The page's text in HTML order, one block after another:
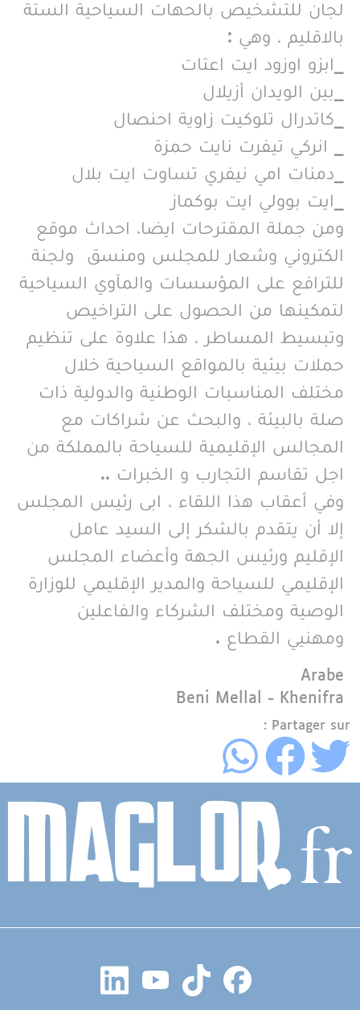
لجان للتشخيص بالحهات السياحية الستة
بالاقليم ، وهي :
_ابزو اوزود ايت اعتات
_بين الويدان أزيلال
_كاتدرال تلوكيت زاوية احنصال
_ انركي تيفرت نايت حمزة
_دمنات امي نيفري تساوت ايت بلال
_ايت بوولي ايت بوكماز
ومن جملة المقترحات ايضا، احداث موقع
الكتروني وشعار للمجلس ومنسق ولجنة
للترافع على المؤسسات والمآوي السياحية
لتمكينها من الحصول على التراخيص
وتبسيط المساطر ، هذا علاوة على تنظيم
حملات بيئية بالمواقع السياحية خلال
مختلف المناسبات الوطنية والدولية ذات
صلة بالبيئة ، والبحث عن شراكات مع
المجالس الإقليمية للسياحة بالمملكة من
اجل تقاسم التجارب و الخبرات ..
وفي أعقاب هذا اللقاء ، ابى رئيس المجلس
إلا أن يتقدم بالشكر إلى السيد عامل
الإقليم ورئيس الجهة وأعضاء المجلس
الإقليمي للسياحة والمدير الإقليمي للوزارة
الوصية ومختلف الشركاء والفاعلين
ومهنيي القطاع .
Langue
Arabe
Région
Beni Mellal - Khenifra
Partager sur :